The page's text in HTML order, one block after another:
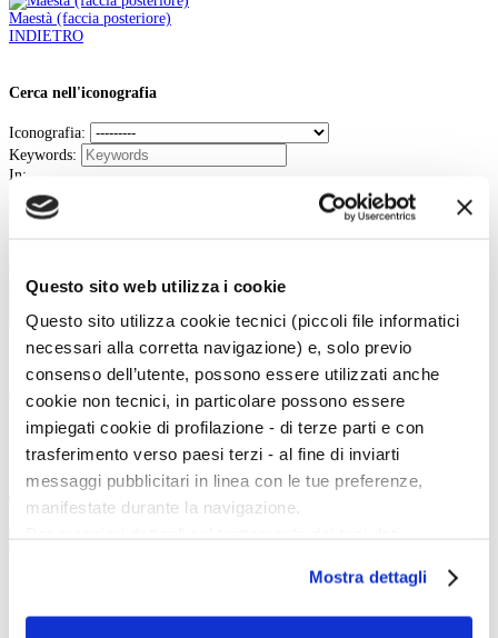
Questo sito web utilizza i cookie
Questo sito utilizza cookie tecnici (piccoli file informatici
necessari alla corretta navigazione) e, solo previo
consenso dell’utente, possono essere utilizzati anche
cookie non tecnici, in particolare possono essere
impiegati cookie di profilazione - di terze parti e con
trasferimento verso paesi terzi - al fine di inviarti
messaggi pubblicitari in linea con le tue preferenze,
manifestate durante la navigazione.
scelte privacy sui cookie, ti invitiamo a prendere visione
dell’informativa cookie.
Mostra dettagli
Maestà (faccia posteriore)
INDIETRO
Cerca nell'iconografia
Iconografia:
Keywords:
In:
Cerca
La vita e le opere dei grandi artisti dal Duecento al Novecento.
Art History è la sezione di Artedossier.it dedicata ai grandi artisti del passato
e ai loro capolavori.
Una straordinaria occasione per incontrare i grandi maestri d'arte, conoscere
la loro vita, gli eventi e gli incontri che hanno segnato la loro esistenza.
Twitter
100 Mostre